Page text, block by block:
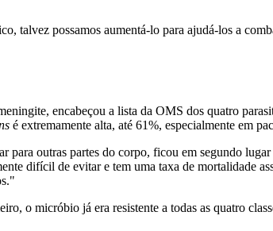
talvez possamos aumentá-lo para ajudá-los a
encabeçou a lista da OMS dos quatro
é extremamente alta, até 61%, especialmente em
para outras partes do corpo, ficou em segundo
difícil de evitar e tem uma taxa de mortalidade
o micróbio já era resistente a todas as quatro